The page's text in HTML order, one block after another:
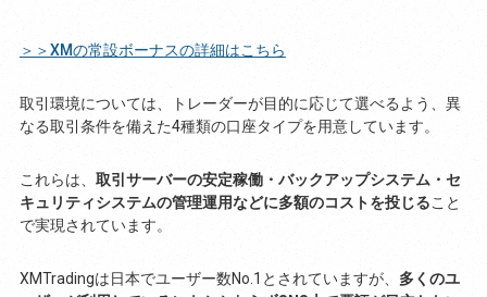
＞＞XMの常設ボーナスの詳細はこちら
取引環境については、トレーダーが目的に応じて選べるよう、異
なる取引条件を備えた4種類の口座タイプを用意しています。
これらは、 取引サーバーの安定稼働・バックアップシステム・セ
キュリティシステムの管理運用などに多額のコストを投じること
で実現されています。
XMTradingは日本でユーザー数No.1とされていますが、 多くのユ